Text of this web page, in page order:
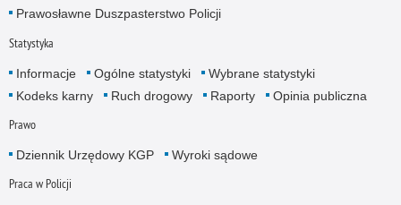
Prawosławne Duszpasterstwo Policji
Statystyka
Informacje Ogólne statystyki
Wybrane statystyki
Kodeks karny
Ruch drogowy Raporty Opinia publiczna
Prawo
Dziennik Urzędowy KGP Wyroki sądowe
Praca w Policji